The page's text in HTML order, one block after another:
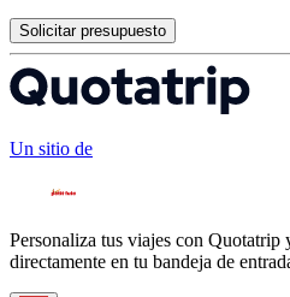
Solicitar presupuesto
Un sitio de
Personaliza tus viajes con Quotatrip
directamente en tu bandeja de